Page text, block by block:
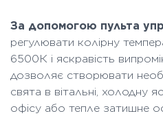
За допомогою пульта
регулювати колірну
6500К і яскравість
дозволяє створювати
свята в вітальні, холодну
офісу або тепле затишне